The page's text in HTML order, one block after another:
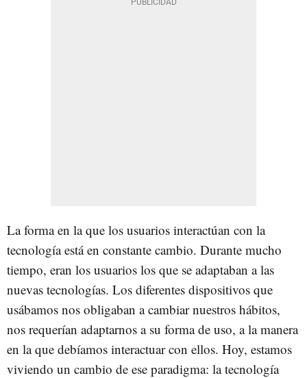
La forma en la que los usuarios interactúan con la
tecnología está en constante cambio. Durante mucho
tiempo, eran los usuarios los que se adaptaban a las
nuevas tecnologías. Los diferentes dispositivos que
usábamos nos obligaban a cambiar nuestros hábitos,
nos requerían adaptarnos a su forma de uso, a la manera
en la que debíamos interactuar con ellos. Hoy, estamos
viviendo un cambio de ese paradigma: la tecnología